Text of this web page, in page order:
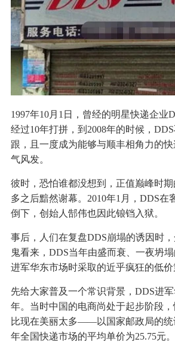
1997年10月1日，曾经的明星快递企业
经过10年打拼，到2008年的时候，
跟，且一度成为能够与顺丰相角力的
气风发。
彼时，恐怕谁都没想到，正值巅峰时
多之后黯然谢幕。2010年1月，DDS在
倒下，创始人郜伟也因此锒铛入狱。
事后，人们在复盘DDS崩塌的诱因时
鬼看来，DDS当年由盛而衰、一夜坍
进军华东市场时采取的近乎疯狂的低价
先给大家普及一个常识背景，DDS进
年。当时中国的电商尚处于起步阶段
比现在美丽太多——以国家邮政局的统
年全国快递市场的平均单价为25.75元。